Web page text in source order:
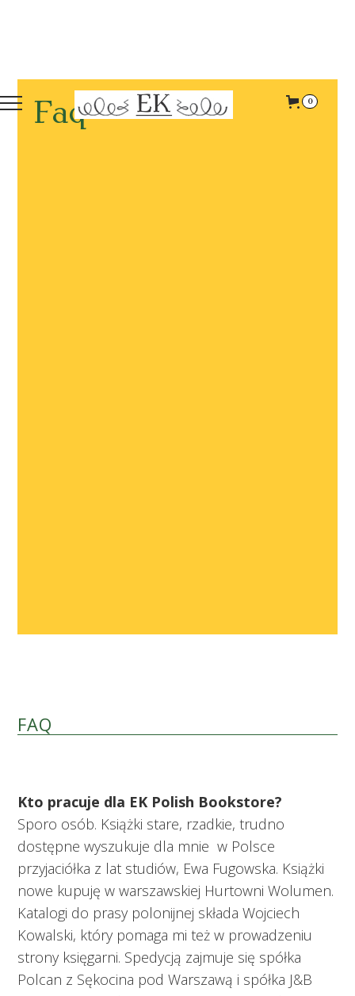
0
Faq
FAQ
Kto pracuje dla EK Polish Bookstore?
Sporo osób. Książki stare, rzadkie, trudno
dostępne wyszukuje dla mnie w Polsce
przyjaciółka z lat studiów, Ewa Fugowska. Książki
nowe kupuję w warszawskiej Hurtowni Wolumen.
Katalogi do prasy polonijnej składa Wojciech
Kowalski, który pomaga mi też w prowadzeniu
strony księgarni. Spedycją zajmuje się spółka
Polcan z Sękocina pod Warszawą i spółka J&B